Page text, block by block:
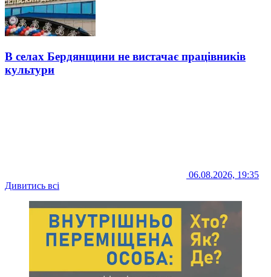
В селах Бердянщини не вистачає працівників
культури
06.08.2026, 19:35
Дивитись всі